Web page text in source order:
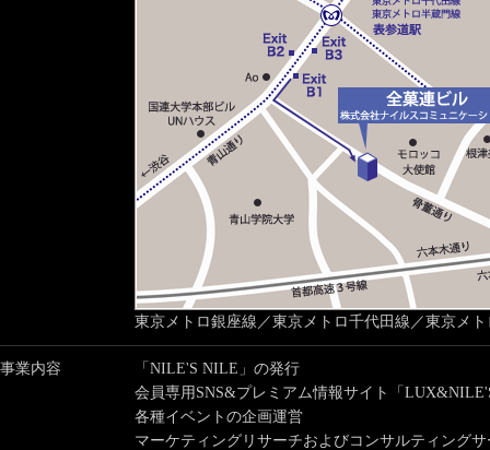
東京メトロ銀座線／東京メトロ千代田線／東京
事業内容
「NILE'S NILE」の発行
会員専用SNS&プレミアム情報サイト「
各種イベントの企画運営
マーケティングリサーチおよびコンサルティング